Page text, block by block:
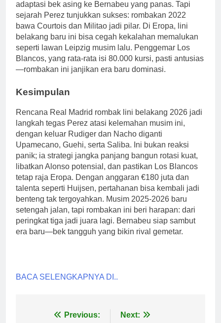
adaptasi bek asing ke Bernabeu yang panas. Tapi
sejarah Perez tunjukkan sukses: rombakan 2022
bawa Courtois dan Militao jadi pilar. Di Eropa, lini
belakang baru ini bisa cegah kekalahan memalukan
seperti lawan Leipzig musim lalu. Penggemar Los
Blancos, yang rata-rata isi 80.000 kursi, pasti antusias
—rombakan ini janjikan era baru dominasi.
Kesimpulan
Rencana Real Madrid rombak lini belakang 2026 jadi
langkah tegas Perez atasi kelemahan musim ini,
dengan keluar Rudiger dan Nacho diganti
Upamecano, Guehi, serta Saliba. Ini bukan reaksi
panik; ia strategi jangka panjang bangun rotasi kuat,
libatkan Alonso potensial, dan pastikan Los Blancos
tetap raja Eropa. Dengan anggaran €180 juta dan
talenta seperti Huijsen, pertahanan bisa kembali jadi
benteng tak tergoyahkan. Musim 2025-2026 baru
setengah jalan, tapi rombakan ini beri harapan: dari
peringkat tiga jadi juara lagi. Bernabeu siap sambut
era baru—bek tangguh yang bikin rival gemetar.
BACA SELENGKAPNYA DI..
Previous: Next: